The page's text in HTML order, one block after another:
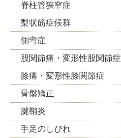
脊柱管狭窄症
梨状筋症候群
側弯症
股関節痛・変形性股関節症
膝痛・変形性膝関節症
骨盤矯正
腱鞘炎
手足のしびれ